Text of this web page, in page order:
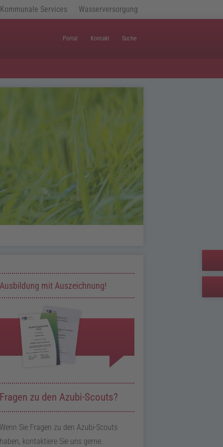
Kommunale Services Wasserversorgung
Portal Kontakt Suche
Zusatzinformationen zur Seite Bestätigung
Ausbildung mit Auszeichnung!
Fragen zu den Azubi-Scouts?
Wenn Sie Fragen zu den Azubi-Scouts
haben, kontaktiere Sie uns gerne.